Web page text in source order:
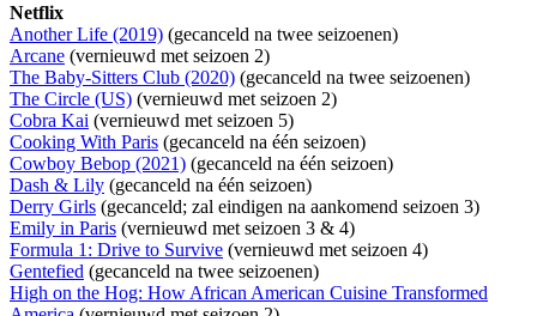
Netflix
Another Life (2019) (gecanceld na twee seizoenen)
Arcane (vernieuwd met seizoen 2)
The Baby-Sitters Club (2020) (gecanceld na twee seizoenen)
The Circle (US) (vernieuwd met seizoen 2)
Cobra Kai (vernieuwd met seizoen 5)
Cooking With Paris (gecanceld na één seizoen)
Cowboy Bebop (2021) (gecanceld na één seizoen)
Dash & Lily (gecanceld na één seizoen)
Derry Girls (gecanceld; zal eindigen na aankomend seizoen 3)
Emily in Paris (vernieuwd met seizoen 3 & 4)
Formula 1: Drive to Survive (vernieuwd met seizoen 4)
Gentefied (gecanceld na twee seizoenen)
High on the Hog: How African American Cuisine Transformed